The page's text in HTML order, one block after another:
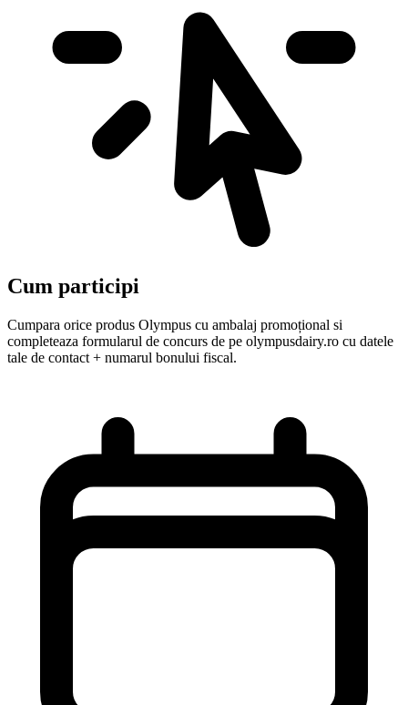
Cum participi
Cumpara orice produs Olympus cu ambalaj promoțional si
completeaza formularul de concurs de pe olympusdairy.ro cu datele
tale de contact + numarul bonului fiscal.